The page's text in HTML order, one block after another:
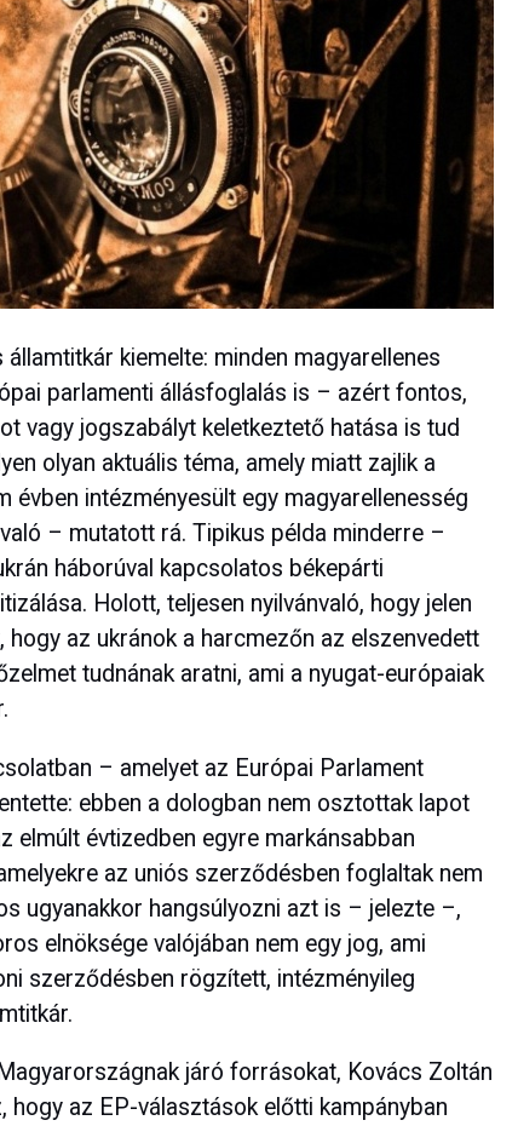
kiemelte: minden magyarellenes
parlamenti állásfoglalás is – azért fontos,
vagy jogszabályt keletkeztető hatása is tud
olyan aktuális téma, amely miatt zajlik a
évben intézményesült egy magyarellenesség
– mutatott rá. Tipikus példa minderre –
háborúval kapcsolatos békepárti
Holott, teljesen nyilvánvaló, hogy jelen
hogy az ukránok a harcmezőn az elszenvedett
tudnának aratni, ami a nyugat-európaiak
– amelyet az Európai Parlament
ebben a dologban nem osztottak lapot
elmúlt évtizedben egyre markánsabban
az uniós szerződésben foglaltak nem
ugyanakkor hangsúlyozni azt is – jelezte –,
elnöksége valójában nem egy jog, ami
szerződésben rögzített, intézményileg
járó forrásokat, Kovács Zoltán
hogy az EP-választások előtti kampányban